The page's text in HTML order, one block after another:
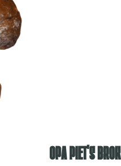
OPA PIET'S BROK